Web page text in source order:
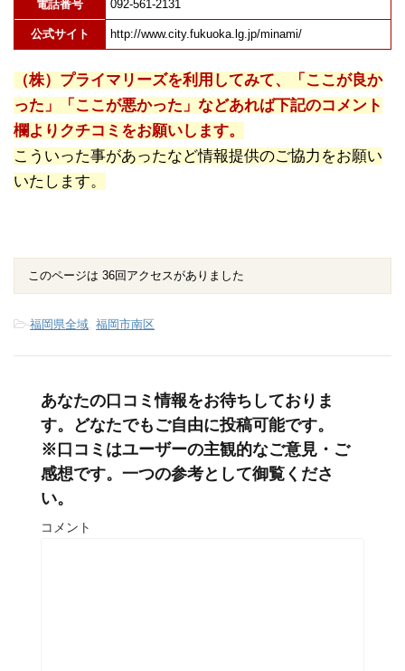
電話番号 092-561-2131
公式サイト http://www.city.fukuoka.lg.jp/minami/
（株）プライマリーズを利用してみて、「ここが良か
った」「ここが悪かった」などあれば下記のコメント
欄よりクチコミをお願いします。
こういった事があったなど情報提供のご協力をお願い
いたします。
このページは 36回アクセスがありました
-福岡県全域, 福岡市南区
あなたの口コミ情報をお待ちしておりま
す。どなたでもご自由に投稿可能です。
※口コミはユーザーの主観的なご意見・ご
感想です。一つの参考として御覧くださ
い。
コメント